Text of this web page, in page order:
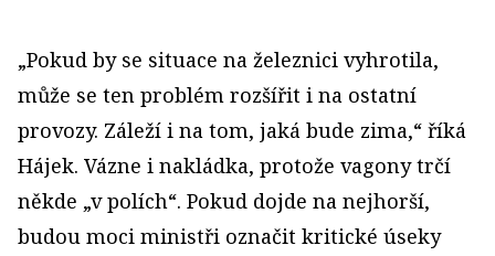
„Pokud by se situace na železnici vyhrotila,
může se ten problém rozšířit i na ostatní
provozy. Záleží i na tom, jaká bude zima,“ říká
Hájek. Vázne i nakládka, protože vagony trčí
někde „v polích“. Pokud dojde na nejhorší,
budou moci ministři označit kritické úseky